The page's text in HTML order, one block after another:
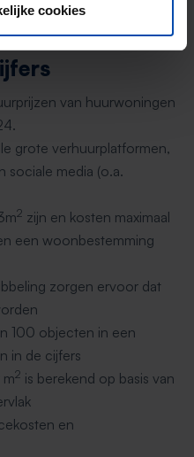
cookies
van huurwoningen
grote verhuurplatformen,
sociale media (o.a.
2 zijn en kosten maximaal
een woonbestemming
zorgen ervoor dat
100 objecten in een
in de cijfers
2 is berekend op basis van
en